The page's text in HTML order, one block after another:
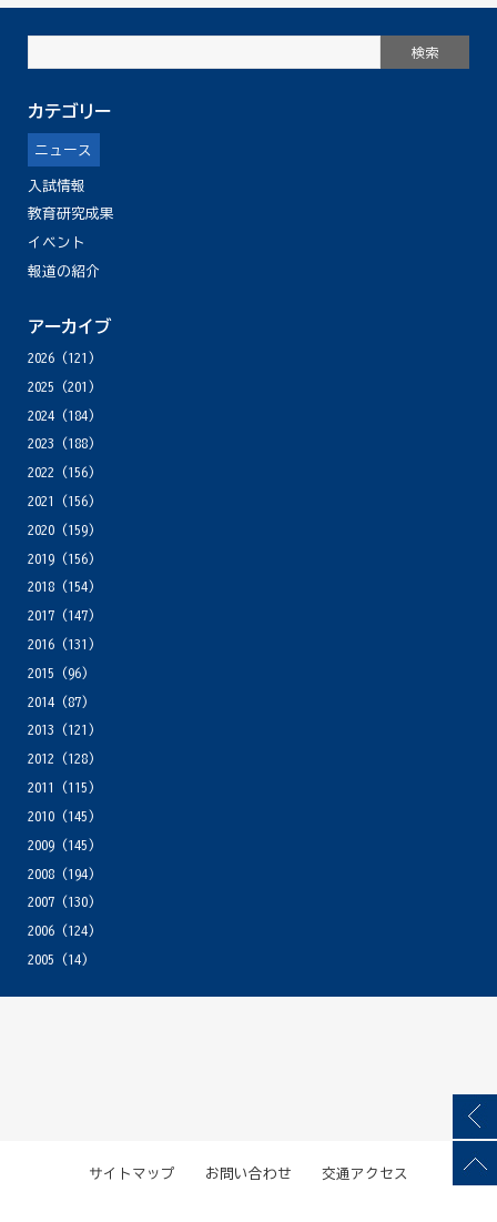
カテゴリー
ニュース
入試情報
教育研究成果
イベント
報道の紹介
アーカイブ
2026(121)
2025 (201)
2024(184)
2023 (188)
2022 (156)
2021
(156)
2020(159)
2019(156)
2018(154)
2017(147)
2016(131)
2015 (96)
2014(87)
2013 (121)
2012 (128)
2011
(115)
2010(145)
2009(145)
2008(194)
2007(130)
2006(124)
2005 (14)
サイトマップ お問い合わせ 交通アクセス